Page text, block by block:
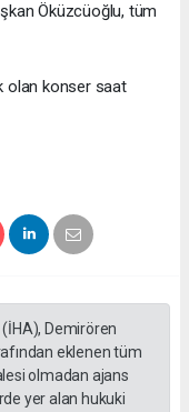
Öküzcüoğlu, tüm
olan konser saat
Demirören
eklenen tüm
olmadan ajans
yer alan hukuki